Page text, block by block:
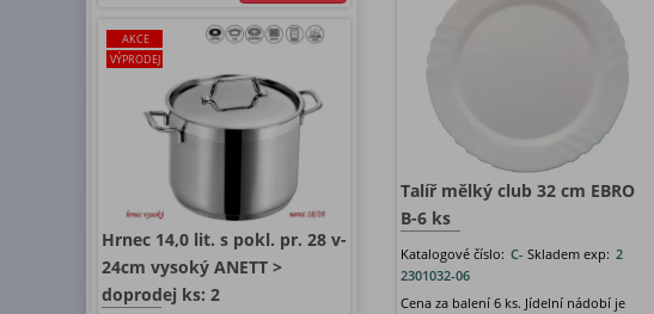
AKCE
VÝPRODEJ
Hrnec 14,0 lit. s pokl. pr. 28 v-
24cm vysoký ANETT >
doprodej ks: 2
Talíř mělký club 32 cm EBRO
B-6 ks
Katalogové číslo: C-
2301032-06
Skladem exp: 2
Cena za balení 6 ks. Jídelní nádobí je